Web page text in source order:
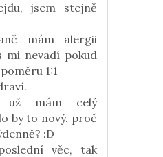
jsem stejně
mám alergii
mi nevadí pokud
1:1
už mám celý
by to nový. proč
:D
věc, tak